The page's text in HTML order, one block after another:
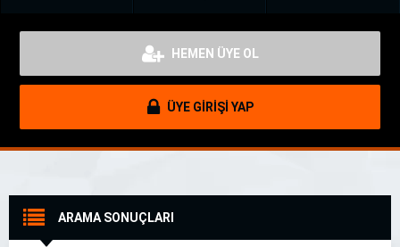
HEMEN ÜYE OL
ÜYE GİRİŞİ YAP
ARAMA SONUÇLARI